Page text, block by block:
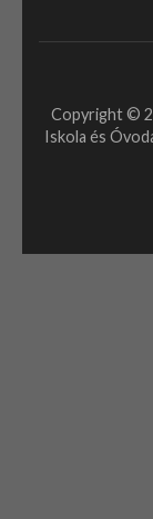
Copyright ©
Iskola és